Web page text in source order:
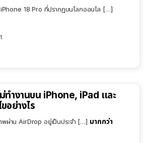
18 Pro ที่ปรากฏบนโลกออนไล […]
ทำงานบน iPhone, iPad และ
อย่างไร
พผ่าน AirDrop อยู่เป็นประจำ […] มากกว่า